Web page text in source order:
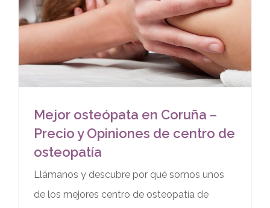
Mejor osteópata en Coruña –
Precio y Opiniones de centro de
osteopatía
Llámanos y descubre por qué somos unos
de los mejores centro de osteopatía de